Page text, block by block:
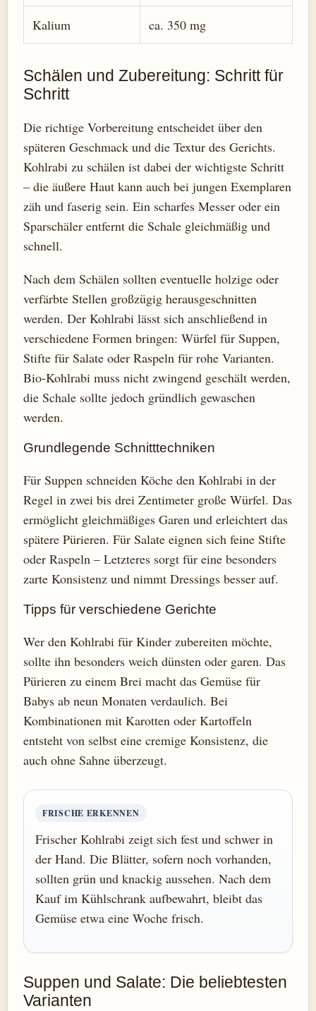
Kalium ca. 350 mg
Schälen und Zubereitung: Schritt für
Schritt
Die richtige Vorbereitung entscheidet über den
späteren Geschmack und die Textur des Gerichts.
Kohlrabi zu schälen ist dabei der wichtigste Schritt
– die äußere Haut kann auch bei jungen Exemplaren
zäh und faserig sein. Ein scharfes Messer oder ein
Sparschäler entfernt die Schale gleichmäßig und
schnell.
Nach dem Schälen sollten eventuelle holzige oder
verfärbte Stellen großzügig herausgeschnitten
werden. Der Kohlrabi lässt sich anschließend in
verschiedene Formen bringen: Würfel für Suppen,
Stifte für Salate oder Raspeln für rohe Varianten.
Bio-Kohlrabi muss nicht zwingend geschält werden,
die Schale sollte jedoch gründlich gewaschen
werden.
Grundlegende Schnitttechniken
Für Suppen schneiden Köche den Kohlrabi in der
Regel in zwei bis drei Zentimeter große Würfel. Das
ermöglicht gleichmäßiges Garen und erleichtert das
spätere Pürieren. Für Salate eignen sich feine Stifte
oder Raspeln – Letzteres sorgt für eine besonders
zarte Konsistenz und nimmt Dressings besser auf.
Tipps für verschiedene Gerichte
Wer den Kohlrabi für Kinder zubereiten möchte,
sollte ihn besonders weich dünsten oder garen. Das
Pürieren zu einem Brei macht das Gemüse für
Babys ab neun Monaten verdaulich. Bei
Kombinationen mit Karotten oder Kartoffeln
entsteht von selbst eine cremige Konsistenz, die
auch ohne Sahne überzeugt.
FRISCHE ERKENNEN
Frischer Kohlrabi zeigt sich fest und schwer in
der Hand. Die Blätter, sofern noch vorhanden,
sollten grün und knackig aussehen. Nach dem
Kauf im Kühlschrank aufbewahrt, bleibt das
Gemüse etwa eine Woche frisch.
Suppen und Salate: Die beliebtesten
Varianten